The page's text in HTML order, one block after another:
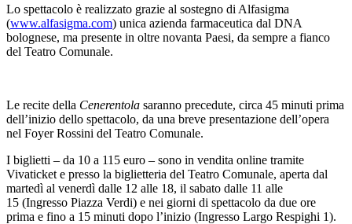
Lo spettacolo è realizzato grazie al sostegno di Alfasigma
(www.alfasigma.com) unica azienda farmaceutica dal DNA
bolognese, ma presente in oltre novanta Paesi, da sempre a fianco
del Teatro Comunale.
Le recite della Cenerentola saranno precedute, circa 45 minuti prima
dell’inizio dello spettacolo, da una breve presentazione dell’opera
nel Foyer Rossini del Teatro Comunale.
I biglietti – da 10 a 115 euro – sono in vendita online tramite
Vivaticket e presso la biglietteria del Teatro Comunale, aperta dal
martedì al venerdì dalle 12 alle 18, il sabato dalle 11 alle
15 (Ingresso Piazza Verdi) e nei giorni di spettacolo da due ore
prima e fino a 15 minuti dopo l’inizio (Ingresso Largo Respighi 1).